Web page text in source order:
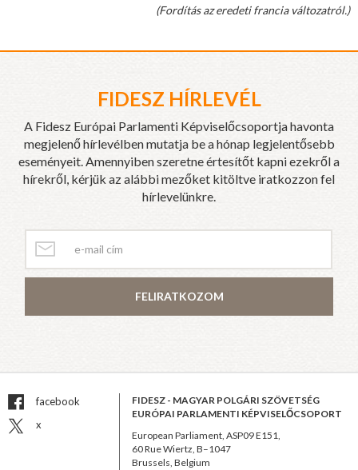
(Fordítás az eredeti francia változatról.)
FIDESZ HÍRLEVÉL
A Fidesz Európai Parlamenti Képviselőcsoportja havonta
megjelenő hírlevélben mutatja be a hónap legjelentősebb
eseményeit. Amennyiben szeretne értesítőt kapni ezekről a
hírekről, kérjük az alábbi mezőket kitöltve iratkozzon fel
hírlevelünkre.
FELIRATKOZOM
facebook
x
FIDESZ - MAGYAR POLGÁRI SZÖVETSÉG
EURÓPAI PARLAMENTI KÉPVISELŐCSOPORT
European Parliament, ASP09 E151,
60 Rue Wiertz, B–1047
Brussels, Belgium